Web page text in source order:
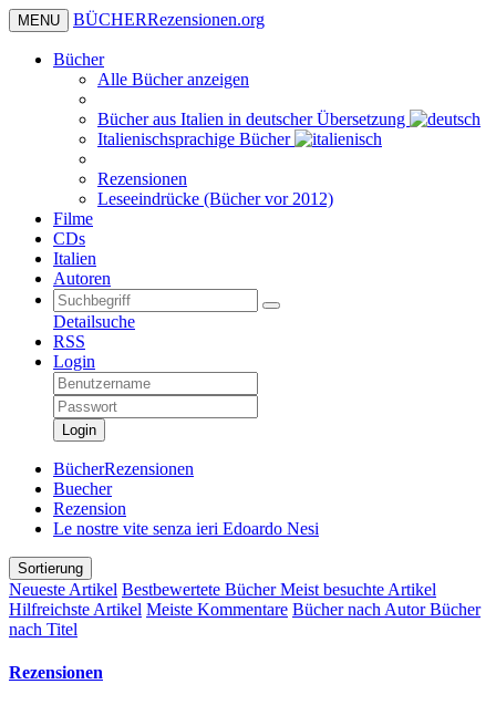
MENU BÜCHERRezensionen.org
Bücher
Alle Bücher anzeigen
Bücher aus Italien in deutscher Übersetzung
Italienischsprachige Bücher
Rezensionen
Leseeindrücke (Bücher vor 2012)
Filme
CDs
Italien
Autoren
Detailsuche
RSS
Login
Login
BücherRezensionen
Buecher
Rezension
Le nostre vite senza ieri Edoardo Nesi
Sortierung
Neueste Artikel Bestbewertete BücherMeist besuchte Artikel
Hilfreichste Artikel Meiste Kommentare Bücher nach AutorBücher
nach Titel
Rezensionen